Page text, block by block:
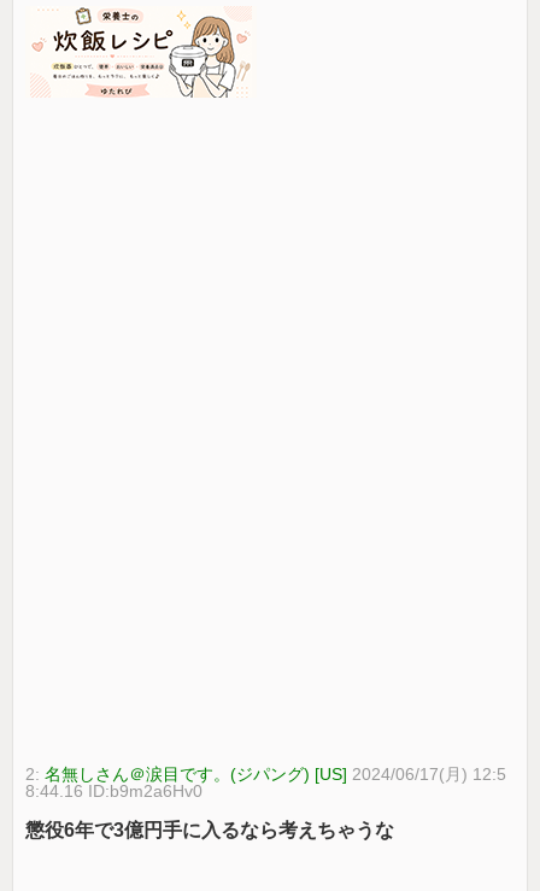
2:名無しさん＠涙目です。(ジパング) [US] 2024/06/17(月) 12:5
8:44.16 ID:b9m2a6Hv0
懲役6年で3億円手に入るなら考えちゃうな